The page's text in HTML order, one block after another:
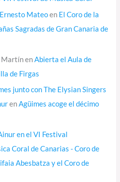
Mateoen El Coro de la
Sagradas de Gran Canaria de
MartínenAbierta el Aula de
de Firgas
junto con The Elysian Singers
enAgüimes acoge el décimo
en el VI Festival
Coral de Canarias - Coro de
Abesbatza y el Coro de